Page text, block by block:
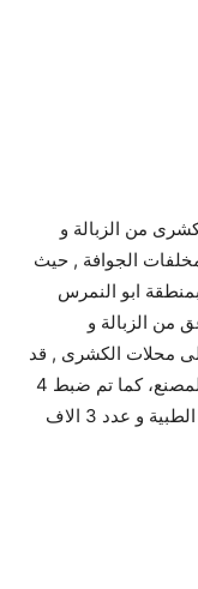
من الزبالة و
الجوافة , حيث
ابو النمرس
من الزبالة و
محلات الكشرى , قد
القت المباحث القبض على مدير و صاحب المصنع، كما تم ضبط 4
اطنان من القمامة و مخلفات المستشفيات الطبية و عدد 3 الاف